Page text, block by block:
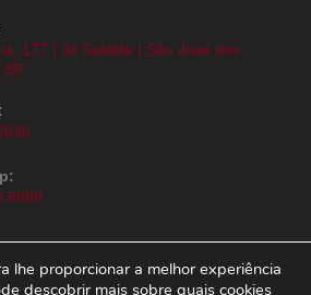
177 | Jd Satélite | São José dos
SP
9999
lhe proporcionar a melhor experiência
descobrir mais sobre quais cookies